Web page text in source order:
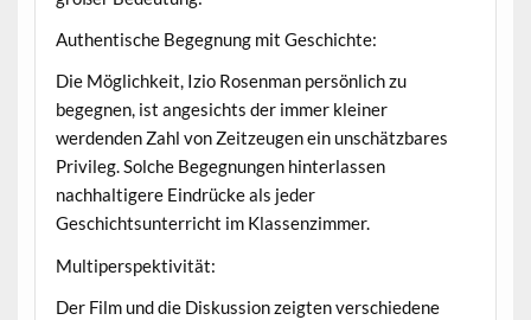
Authentische Begegnung mit Geschichte:
Die Möglichkeit, Izio Rosenman persönlich zu
begegnen, ist angesichts der immer kleiner
werdenden Zahl von Zeitzeugen ein unschätzbares
Privileg. Solche Begegnungen hinterlassen
nachhaltigere Eindrücke als jeder
Geschichtsunterricht im Klassenzimmer.
Multiperspektivität:
Der Film und die Diskussion zeigten verschiedene